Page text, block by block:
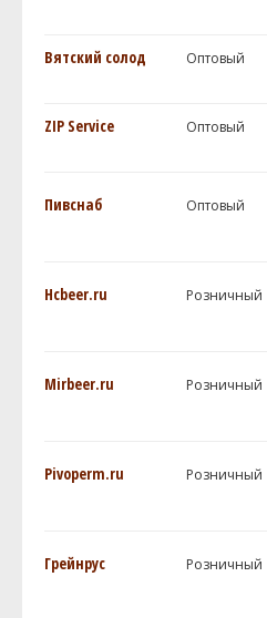
Вятский солод Оптовый
ZIP Service Оптовый
Пивснаб Оптовый
Hcbeer.ru Розничный
Mirbeer.ru Розничный
Pivoperm.ru Розничный
Грейнрус Розничный